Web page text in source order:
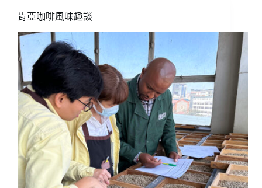
斯
卡
2024
臺
灣
盃
咖
啡
國
際
競
標
肯亞咖啡風味趣談